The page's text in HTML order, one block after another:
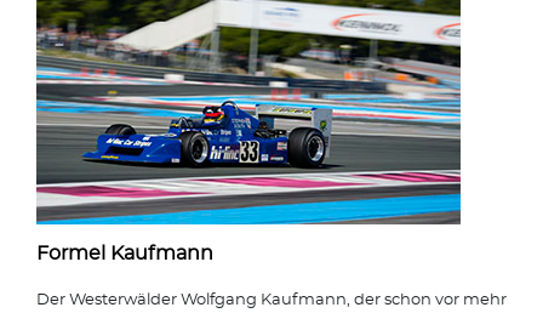
Formel Kaufmann
Der Westerwälder Wolfgang Kaufmann, der schon vor mehr